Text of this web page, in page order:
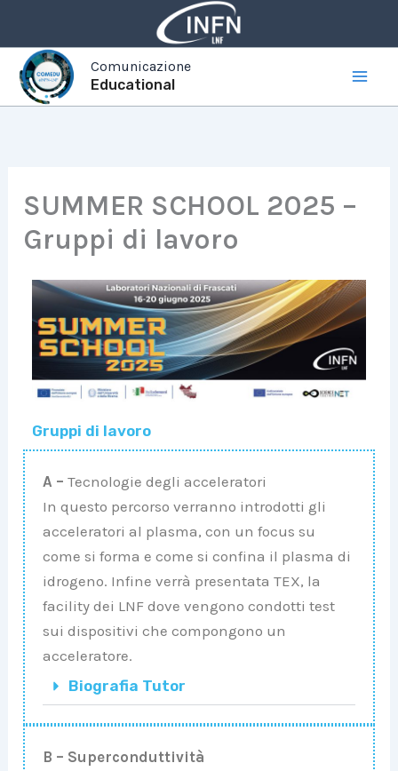
contenuto
Comunicazione
Educational
SUMMER SCHOOL 2025 –
Gruppi di lavoro
Gruppi di lavoro
A –Tecnologie degli acceleratori
In questo percorso verranno introdotti gli
acceleratori al plasma, con un focus su
come si forma e come si confina il plasma di
idrogeno. Infine verrà presentata TEX, la
facility dei LNF dove vengono condotti test
sui dispositivi che compongono un
acceleratore.
Biografia Tutor
B – Superconduttività